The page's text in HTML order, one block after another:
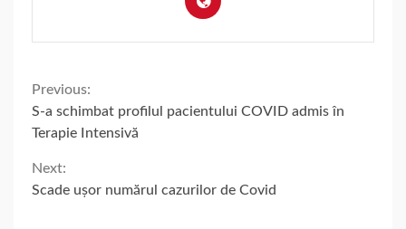
Continue
Reading
Previous:
S-a schimbat profilul pacientului COVID admis în
Terapie Intensivă
Next:
Scade ușor numărul cazurilor de Covid